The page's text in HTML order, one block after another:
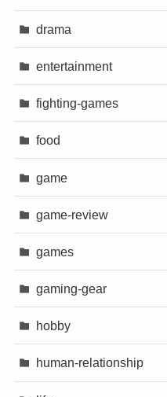
drama
entertainment
fighting-games
food
game
game-review
games
gaming-gear
hobby
human-relationship